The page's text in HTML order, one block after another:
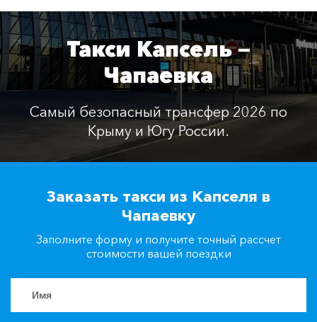
Классы автомобилей
Отзывы
Контакты
Заказать такси
Такси Капсель —
Чапаевка
Самый безопасный трансфер 2026 по
Крыму и Югу России.
Заказать такси из Капселя в
Чапаевку
Заполните форму и получите точный рассчет
стоимости вашей поездки